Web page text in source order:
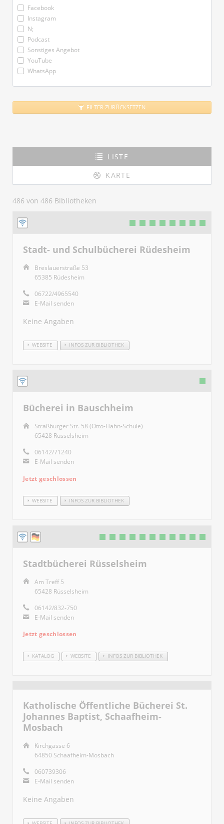
Facebook
Instagram
N;
Podcast
Sonstiges Angebot
YouTube
WhatsApp
FILTER ZURÜCKSETZEN
LISTE
KARTE
486 von 486 Bibliotheken
Stadt- und Schulbücherei Rüdesheim
Breslauerstraße 53
65385 Rüdesheim
06722/4965540
E-Mail senden
Keine Angaben
WEBSITE INFOS ZUR BIBLIOTHEK
Bücherei in Bauschheim
Straßburger Str. 58 (Otto-Hahn-Schule)
65428 Rüsselsheim
06142/71240
E-Mail senden
Jetzt geschlossen
WEBSITE INFOS ZUR BIBLIOTHEK
Stadtbücherei Rüsselsheim
Am Treff 5
65428 Rüsselsheim
06142/832-750
E-Mail senden
Jetzt geschlossen
KATALOG WEBSITE INFOS ZUR BIBLIOTHEK
Katholische Öffentliche Bücherei St.
Johannes Baptist, Schaafheim-
Mosbach
Kirchgasse 6
64850 Schaafheim-Mosbach
060739306
E-Mail senden
Keine Angaben